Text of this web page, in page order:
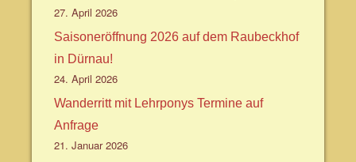
27. April 2026
Saisoneröffnung 2026 auf dem Raubeckhof
in Dürnau!
24. April 2026
Wanderritt mit Lehrponys Termine auf
Anfrage
21. Januar 2026